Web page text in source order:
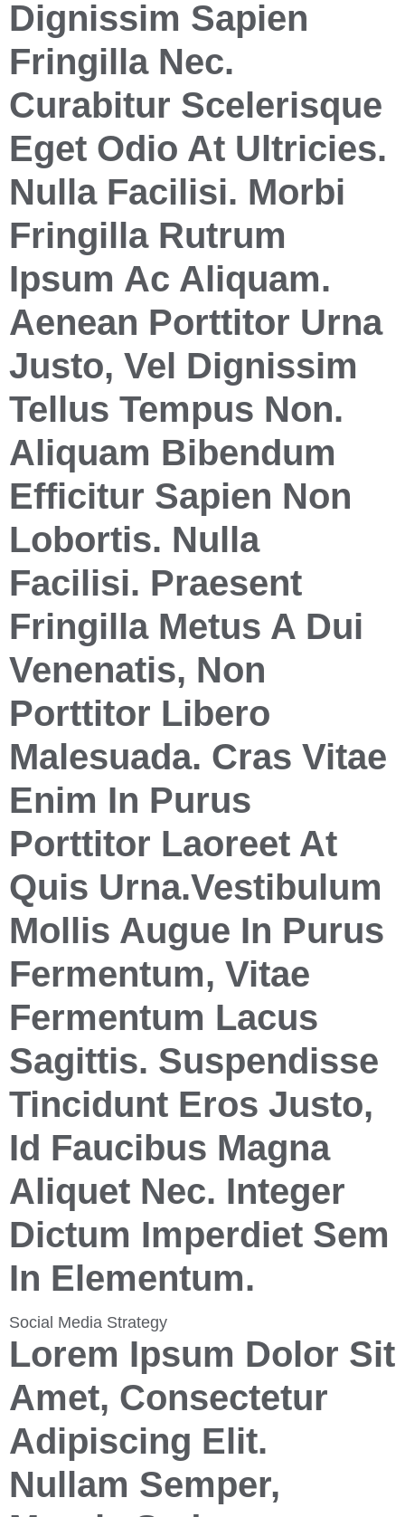
Dignissim Sapien
Fringilla Nec.
Curabitur Scelerisque
Eget Odio At Ultricies.
Nulla Facilisi. Morbi
Fringilla Rutrum
Ipsum Ac Aliquam.
Aenean Porttitor Urna
Justo, Vel Dignissim
Tellus Tempus Non.
Aliquam Bibendum
Efficitur Sapien Non
Lobortis. Nulla
Facilisi. Praesent
Fringilla Metus A Dui
Venenatis, Non
Porttitor Libero
Malesuada. Cras Vitae
Enim In Purus
Porttitor Laoreet At
Quis Urna.Vestibulum
Mollis Augue In Purus
Fermentum, Vitae
Fermentum Lacus
Sagittis. Suspendisse
Tincidunt Eros Justo,
Id Faucibus Magna
Aliquet Nec. Integer
Dictum Imperdiet Sem
In Elementum.
Social Media Strategy
Lorem Ipsum Dolor Sit
Amet, Consectetur
Adipiscing Elit.
Nullam Semper,